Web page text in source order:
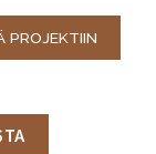
PROJEKTIIN